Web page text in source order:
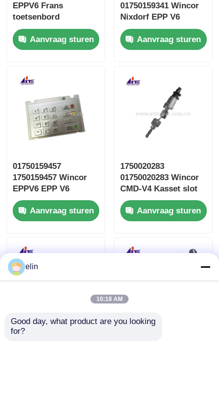
EPPV6 Frans
toetsenbord
Aanvraag sturen
01750159341 Wincor
Nixdorf EPP V6
Engels Keyboard
EPPV6Aanvraag sturen
01750159457
1750159457 Wincor
EPPV6 EPP V6
Keyboard Keypad
ArabischAanvraag sturen
1750020283
01750020283 Wincor
CMD-V4 Kasset slot
sleutel ATM
onderdelen
Aanvraag sturen
elin
10:18 AM
Good day, what product are you looking
for?